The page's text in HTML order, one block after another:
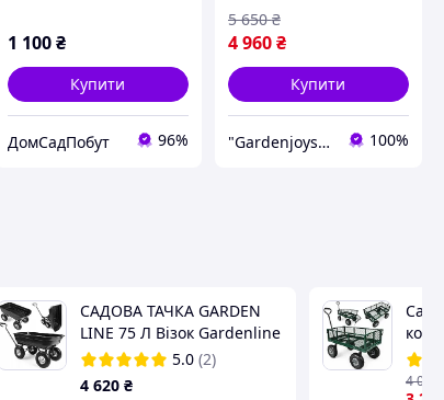
1 100 ₴
Купити
ДомСадПобут 96%
4 960₴
5 650 ₴
Купити
"Gardenjoys": Від садової тачки до останнього гвинтика! 100%
САДОВА ТАЧКА GARDEN
LINE 75 Л Візок Gardenline
75 л
5.0 (2)
4 620 ₴ 4 000